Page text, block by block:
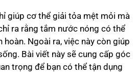
giúp cơ thể giải tỏa mệt mỏi mà
ra rằng tắm nước nóng có thể
Ngoài ra, việc này còn giúp
Bài viết này sẽ cung cấp góc
trọng để bạn có thể tận dụng